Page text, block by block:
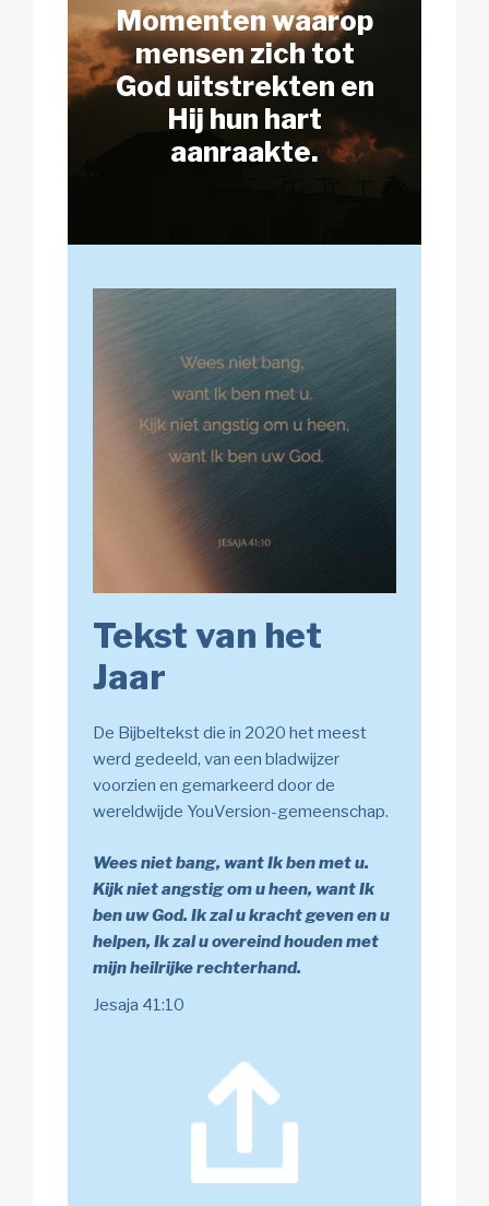
Momenten waarop
mensen zich tot
God uitstrekten en
Hij hun hart
aanraakte.
Tekst van het
Jaar
De Bijbeltekst die in 2020 het meest
werd gedeeld, van een bladwijzer
voorzien en gemarkeerd door de
wereldwijde YouVersion-gemeenschap.
Wees niet bang, want Ik ben met u.
Kijk niet angstig om u heen, want Ik
ben uw God. Ik zal u kracht geven en u
helpen, Ik zal u overeind houden met
mijn heilrijke rechterhand.
Jesaja 41:10